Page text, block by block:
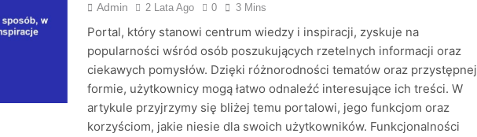
Admin 2 Lata Ago 0 3 Mins
Portal, który stanowi centrum wiedzy i inspiracji, zyskuje na
popularności wśród osób poszukujących rzetelnych informacji oraz
ciekawych pomysłów. Dzięki różnorodności tematów oraz przystępnej
formie, użytkownicy mogą łatwo odnaleźć interesujące ich treści. W
artykule przyjrzymy się bliżej temu portalowi, jego funkcjom oraz
korzyściom, jakie niesie dla swoich użytkowników. Funkcjonalności